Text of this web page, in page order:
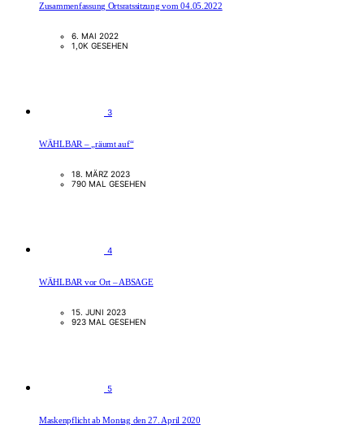
Zusammenfassung Ortsratssitzung vom 04.05.2022
6. MAI 2022
1,0K GESEHEN
3
WÄHLBAR – „räumt auf“
18. MÄRZ 2023
790 MAL GESEHEN
4
WÄHLBAR vor Ort – ABSAGE
15. JUNI 2023
923 MAL GESEHEN
5
Maskenpflicht ab Montag den 27. April 2020